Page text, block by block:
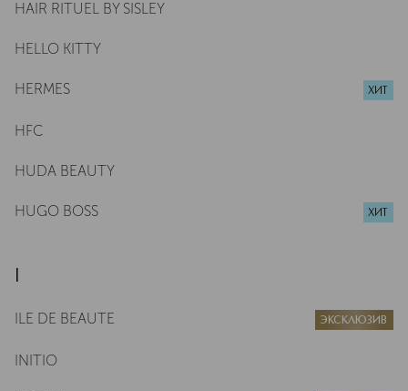
HAIR RITUEL BY SISLEY
HELLO KITTY
HERMES ХИТ
HFC
HUDA BEAUTY
HUGO BOSS ХИТ
I
ILE DE BEAUTE ЭКСКЛЮЗИВ
INITIO